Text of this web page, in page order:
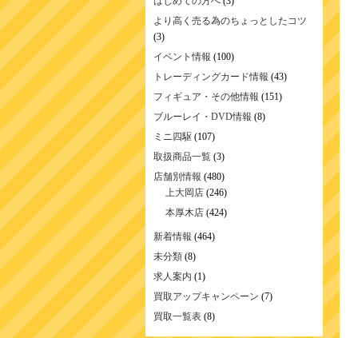
より高く売る為のちょっとしたコツ
(3)
イベント情報 (100)
トレーディングカード情報 (43)
フィギュア・その他情報 (151)
ブルーレイ・DVD情報 (8)
ミニ四駆 (107)
取扱商品一覧 (3)
店舗別情報 (480)
上大岡店 (246)
本厚木店 (424)
新着情報 (464)
未分類 (8)
求人案内 (1)
買取アップキャンペーン (7)
買取一覧表 (8)